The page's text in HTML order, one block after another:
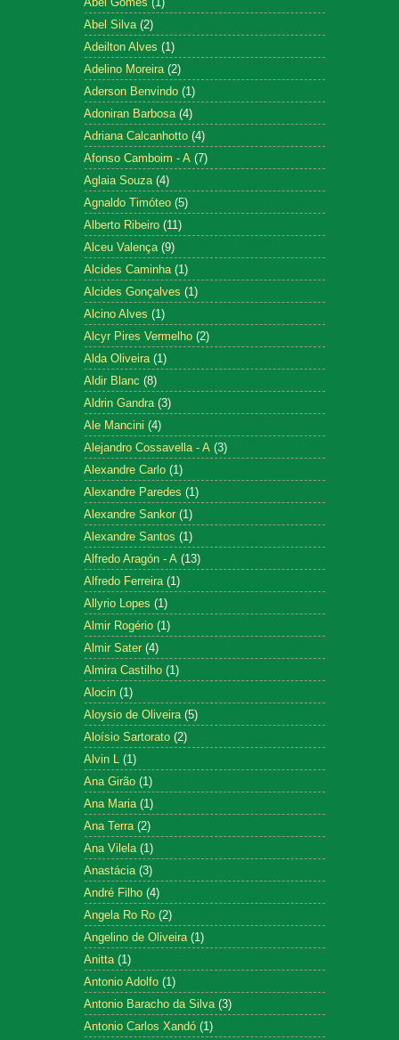
Abel Silva (2)
Adeilton Alves (1)
Adelino Moreira (2)
Aderson Benvindo (1)
Adoniran Barbosa (4)
Adriana Calcanhotto (4)
Afonso Camboim - A (7)
Aglaia Souza (4)
Agnaldo Timóteo (5)
Alberto Ribeiro (11)
Alceu Valença (9)
Alcides Caminha (1)
Alcides Gonçalves (1)
Alcino Alves (1)
Alcyr Pires Vermelho (2)
Alda Oliveira (1)
Aldir Blanc (8)
Aldrin Gandra (3)
Ale Mancini (4)
Alejandro Cossavella - A (3)
Alexandre Carlo (1)
Alexandre Paredes (1)
Alexandre Sankor (1)
Alexandre Santos (1)
Alfredo Aragón - A (13)
Alfredo Ferreira (1)
Allyrio Lopes (1)
Almir Rogério (1)
Almir Sater (4)
Almira Castilho (1)
Alocin (1)
Aloysio de Oliveira (5)
Aloísio Sartorato (2)
Alvin L (1)
Ana Girão (1)
Ana Maria (1)
Ana Terra (2)
Ana Vilela (1)
Anastácia (3)
André Filho (4)
Angela Ro Ro (2)
Angelino de Oliveira (1)
Anitta (1)
Antonio Adolfo (1)
Antonio Baracho da Silva (3)
Antonio Carlos Xandó (1)